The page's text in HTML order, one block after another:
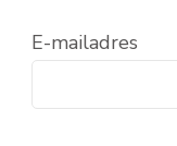
E-mailadres